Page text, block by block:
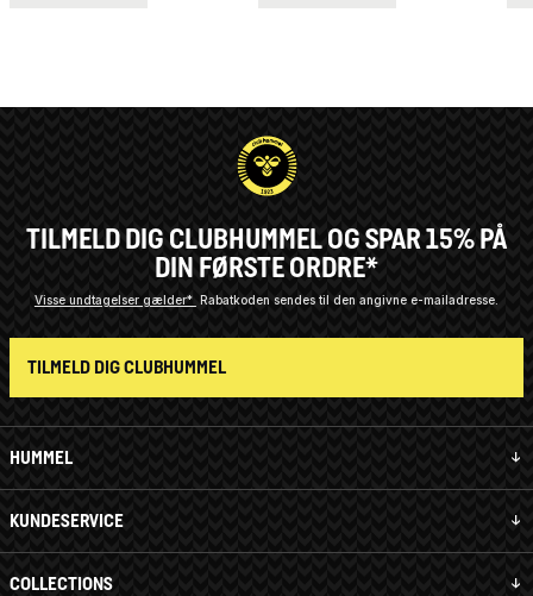
HUMMEL
KUNDESERVICE
COLLECTIONS
TILMELD DIG CLUBHUMMEL OG SPAR 15% PÅ
DIN FØRSTE ORDRE*
Visse undtagelser gælder* Rabatkoden sendes til den angivne e-mailadresse.
TILMELD DIG CLUBHUMMEL